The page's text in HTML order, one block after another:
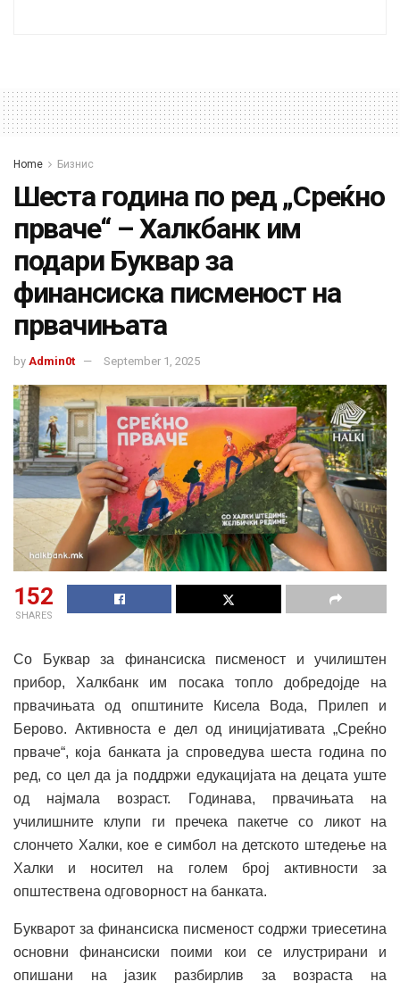
Home Бизнис
Шеста година по ред „Среќно
прваче“ – Халкбанк им
подари Буквар за
финансиска писменост на
првачињата
by Admin0t September 1, 2025
152
SHARES
Со Буквар за финансиска писменост и училиштен
прибор, Халкбанк им посака топло добредојде на
првачињата од општините Кисела Вода, Прилеп и
Берово. Активноста е дел од иницијативата „Среќно
прваче“, која банката ја спроведува шеста година по
ред, со цел да ја поддржи едукацијата на децата уште
од најмала возраст. Годинава, првачињата на
училишните клупи ги пречека пакетче со ликот на
слончето Халки, кое е симбол на детското штедење на
Халки и носител на голем број активности за
општествена одговорност на банката.
Букварот за финансиска писменост содржи триесетина
основни финансиски поими кои се илустрирани и
опишани на јазик разбирлив за возраста на